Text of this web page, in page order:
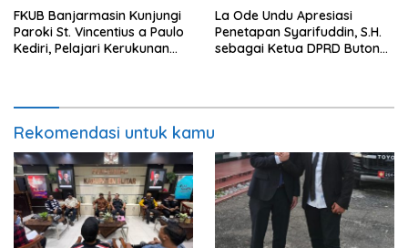
FKUB Banjarmasin Kunjungi
Paroki St. Vincentius a Paulo
Kediri, Pelajari Kerukunan
La Ode Undu Apresiasi
Penetapan Syarifuddin, S.H.
sebagai Ketua DPRD Buton
Rekomendasi untuk kamu